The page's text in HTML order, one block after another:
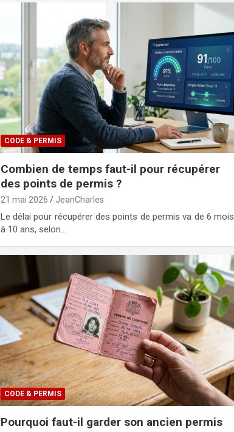
CODE & PERMIS
Combien de temps faut-il pour récupérer
des points de permis ?
21 mai 2026 JeanCharles
Le délai pour récupérer des points de permis va de 6 mois
à 10 ans, selon…
CODE & PERMIS
Pourquoi faut-il garder son ancien permis